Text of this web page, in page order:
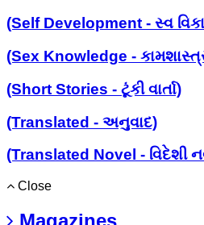
(Self Development - સ્વ
(Sex Knowledge -
(Short Stories - ટૂંકી વાર્તા)
(Translated - અનુવાદ)
(Translated Novel - વિદેશી
Close
Magazines